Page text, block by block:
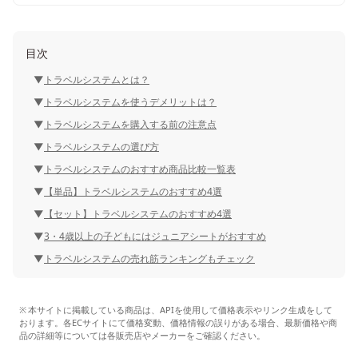
目次
トラベルシステムとは？
トラベルシステムを使うデメリットは？
トラベルシステムを購入する前の注意点
トラベルシステムの選び方
トラベルシステムのおすすめ商品比較一覧表
【単品】トラベルシステムのおすすめ4選
【セット】トラベルシステムのおすすめ4選
3・4歳以上の子どもにはジュニアシートがおすすめ
トラベルシステムの売れ筋ランキングもチェック
本サイトに掲載している商品は、APIを使用して価格表示やリンク生成をして
おります。各ECサイトにて価格変動、価格情報の誤りがある場合、最新価格や商
品の詳細等については各販売店やメーカーをご確認ください。